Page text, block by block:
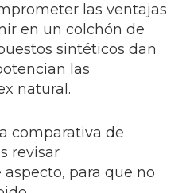
las ventajas
en un colchón de
sintéticos dan
las
natural.
comparativa de
revisar
para que no